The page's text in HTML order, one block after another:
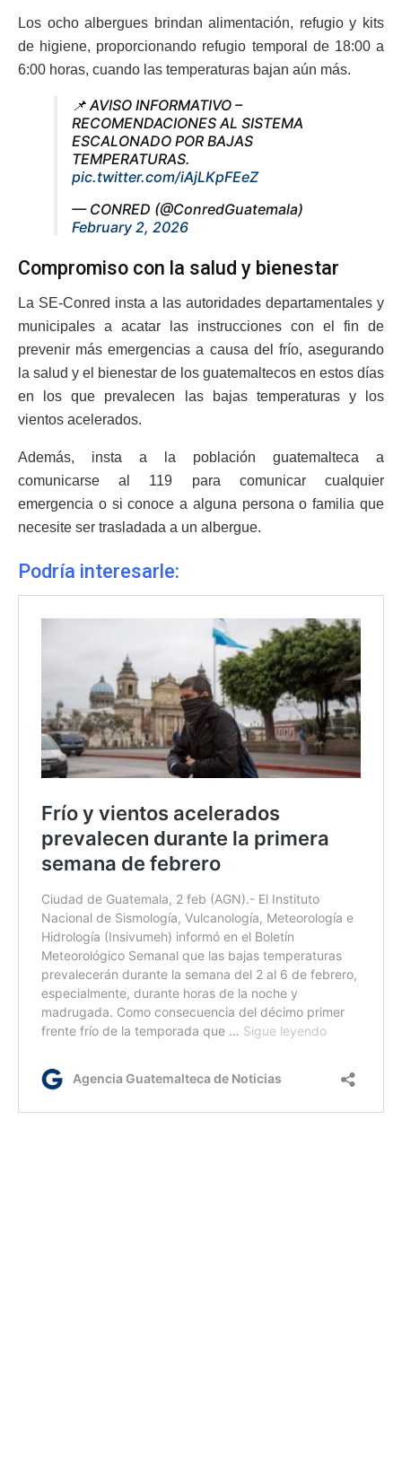
Los ocho albergues brindan alimentación, refugio y kits
de higiene, proporcionando refugio temporal de 18:00 a
6:00 horas, cuando las temperaturas bajan aún más.
📌 AVISO INFORMATIVO –
RECOMENDACIONES AL SISTEMA
ESCALONADO POR BAJAS
TEMPERATURAS.
pic.twitter.com/iAjLKpFEeZ
— CONRED (@ConredGuatemala)
February 2, 2026
Compromiso con la salud y bienestar
La SE-Conred insta a las autoridades departamentales y
municipales a acatar las instrucciones con el fin de
prevenir más emergencias a causa del frío, asegurando
la salud y el bienestar de los guatemaltecos en estos días
en los que prevalecen las bajas temperaturas y los
vientos acelerados.
Además, insta a la población guatemalteca a
comunicarse al 119 para comunicar cualquier
emergencia o si conoce a alguna persona o familia que
necesite ser trasladada a un albergue.
Podría interesarle: